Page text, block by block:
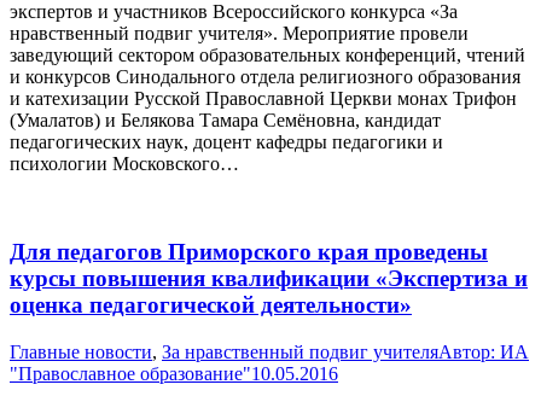
экспертов и участников Всероссийского конкурса «За
нравственный подвиг учителя». Мероприятие провели
заведующий сектором образовательных конференций, чтений
и конкурсов Синодального отдела религиозного образования
и катехизации Русской Православной Церкви монах Трифон
(Умалатов) и Белякова Тамара Семёновна, кандидат
педагогических наук, доцент кафедры педагогики и
психологии Московского…
Для педагогов Приморского края проведены
курсы повышения квалификации «Экспертиза и
оценка педагогической деятельности»
Главные новости, За нравственный подвиг учителяАвтор: ИА
"Православное образование"10.05.2016